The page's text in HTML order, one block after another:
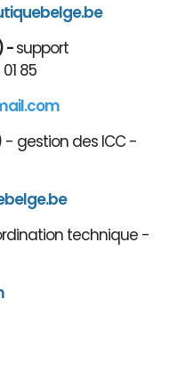
ebelge.be
-support
85
- gestion des ICC -
technique -